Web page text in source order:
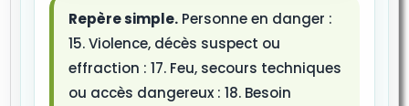
Repère simple. Personne en danger :
15. Violence, décès suspect ou
effraction : 17. Feu, secours techniques
ou accès dangereux : 18. Besoin